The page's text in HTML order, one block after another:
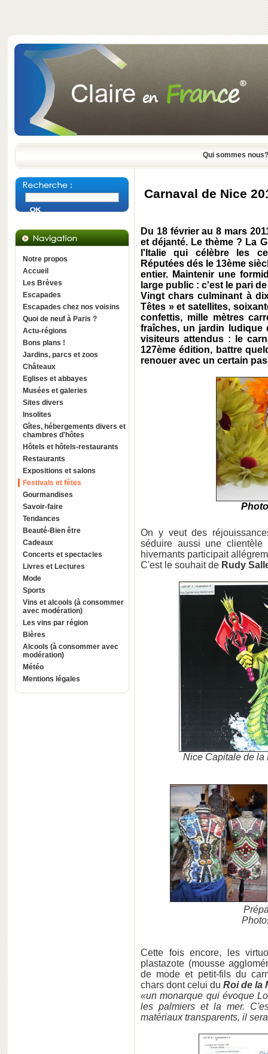
Qui sommes nous?
Notre propos
Accueil
Les Brèves
Escapades
Escapades chez nos voisins
Quoi de neuf à Paris ?
Actu-régions
Bons plans !
Jardins, parcs et zoos
Châteaux
Eglises et abbayes
Musées et galeries
Sites divers
Insolites
Gîtes, hébergements divers et
chambres d'hôtes
Hôtels et hôtels-restaurants
Restaurants
Expositions et salons
Festivals et fêtes
Gourmandises
Savoir-faire
Tendances
Beauté-Bien être
Cadeaux
Concerts et spectacles
Livres et Lectures
Mode
Sports
Vins et alcools (à consommer
avec modération)
Les vins par région
Bières
Alcools (à consommer avec
modération)
Météo
Mentions légales
Carnaval de Nice
Du 18 février au 8 mars
et déjanté. Le thème ? La
l'Italie qui célèbre les
Réputées dés le 13ème
entier. Maintenir une
large public : c'est le pari
Vingt chars culminant à
Têtes » et satellites,
confettis, mille mètres
fraîches, un jardin ludique
visiteurs attendus : le
127ème édition, battre
renouer avec un certain
On y veut des
séduire aussi une
hivernants participait
C'est le souhait de Rudy
Nice Capitale de la
Cette fois encore, les
plastazote (mousse
de mode et petit-fils du
chars dont celui du Roi de la
«un monarque qui évoque
les palmiers et la mer.
matériaux transparents, il